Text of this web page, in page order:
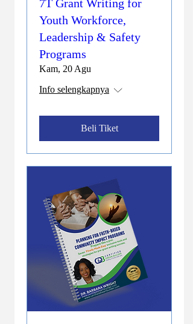
7T Grant Writing for
Youth Workforce,
Leadership & Safety
Programs
Kam, 20 Agu
Info selengkapnya
Beli Tiket